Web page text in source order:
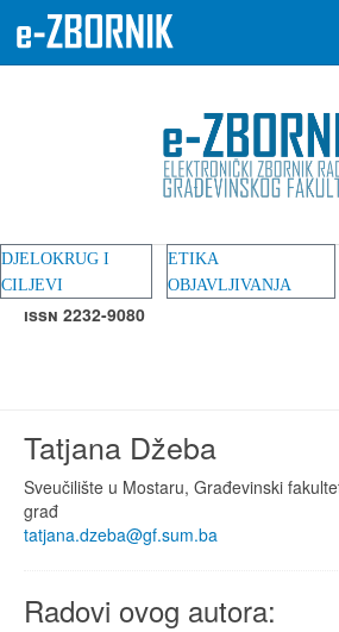
DJELOKRUG I
CILJEVI
ETIKA
OBJAVLJIVANJA
ISSN 2232-9080
Tatjana Džeba
Sveučilište u Mostaru, Građevinski
građ
tatjana.dzeba@gf.sum.ba
Radovi ovog autora: